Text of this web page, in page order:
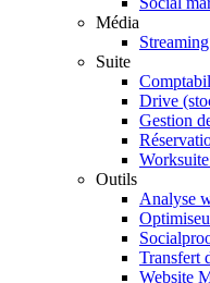
Média
Suite
Drive
Gestion
Outils
Analyse
Transfert
Website